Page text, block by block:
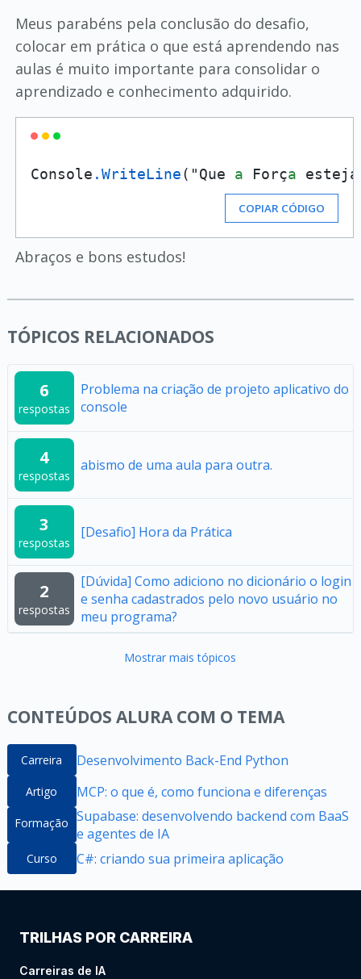
Meus parabéns pela conclusão do desafio,
colocar em prática o que está aprendendo nas
aulas é muito importante para consolidar o
aprendizado e conhecimento adquirido.
Console .WriteLine("Que a Força
COPIAR CÓDIGO
Abraços e bons estudos!
TÓPICOS RELACIONADOS
6
respostas
Problema na criação de projeto aplicativo do
console
4
respostas
abismo de uma aula para outra.
3
respostas
[Desafio] Hora da Prática
2
respostas
[Dúvida] Como adiciono no dicionário o login
e senha cadastrados pelo novo usuário no
meu programa?
Mostrar mais tópicos
CONTEÚDOS ALURA COM O TEMA
Carreira Desenvolvimento Back-End Python
Artigo MCP: o que é, como funciona e diferenças
Formação Supabase: desenvolvendo backend com BaaS
e agentes de IA
Curso C#: criando sua primeira aplicação
TRILHAS POR CARREIRA
Carreiras de IA